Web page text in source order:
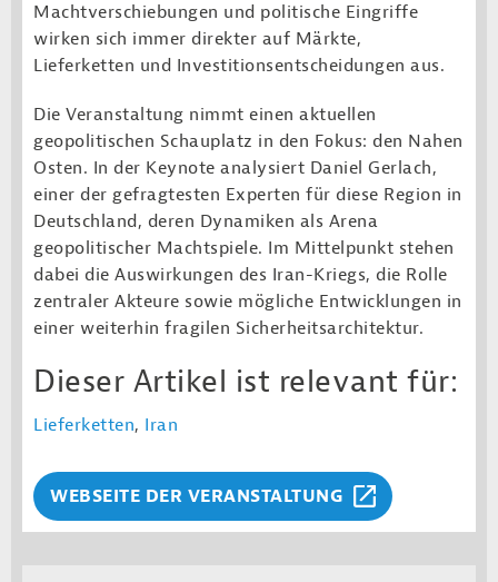
Machtverschiebungen und politische Eingriffe
wirken sich immer direkter auf Märkte,
Lieferketten und Investitionsentscheidungen aus.
Die Veranstaltung nimmt einen aktuellen
geopolitischen Schauplatz in den Fokus: den Nahen
Osten. In der Keynote analysiert Daniel Gerlach,
einer der gefragtesten Experten für diese Region in
Deutschland, deren Dynamiken als Arena
geopolitischer Machtspiele. Im Mittelpunkt stehen
dabei die Auswirkungen des Iran-Kriegs, die Rolle
zentraler Akteure sowie mögliche Entwicklungen in
einer weiterhin fragilen Sicherheitsarchitektur.
Dieser Artikel ist relevant für:
Lieferketten, Iran
WEBSEITE DER VERANSTALTUNG